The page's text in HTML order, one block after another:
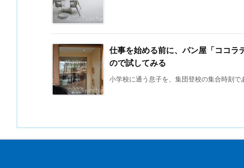
仕事を始める前に、パン屋「ココラ
ので試してみる
小学校に通う息子を、集団登校の集合時刻